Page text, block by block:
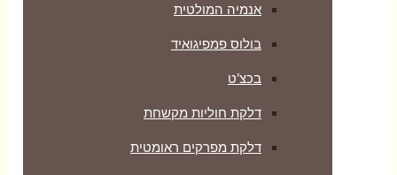
אנמיה המולטית
בולוס פמפיגואיד
בכצ’ט
דלקת חוליות מקשחת
דלקת מפרקים ראומטית